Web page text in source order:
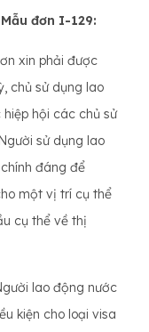
đơn I-129:
xin phải được
chủ sử dụng lao
hội các chủ sử
sử dụng lao
đáng để
một vị trí cụ thể
cụ thể về thị
lao động nước
kiện cho loại visa